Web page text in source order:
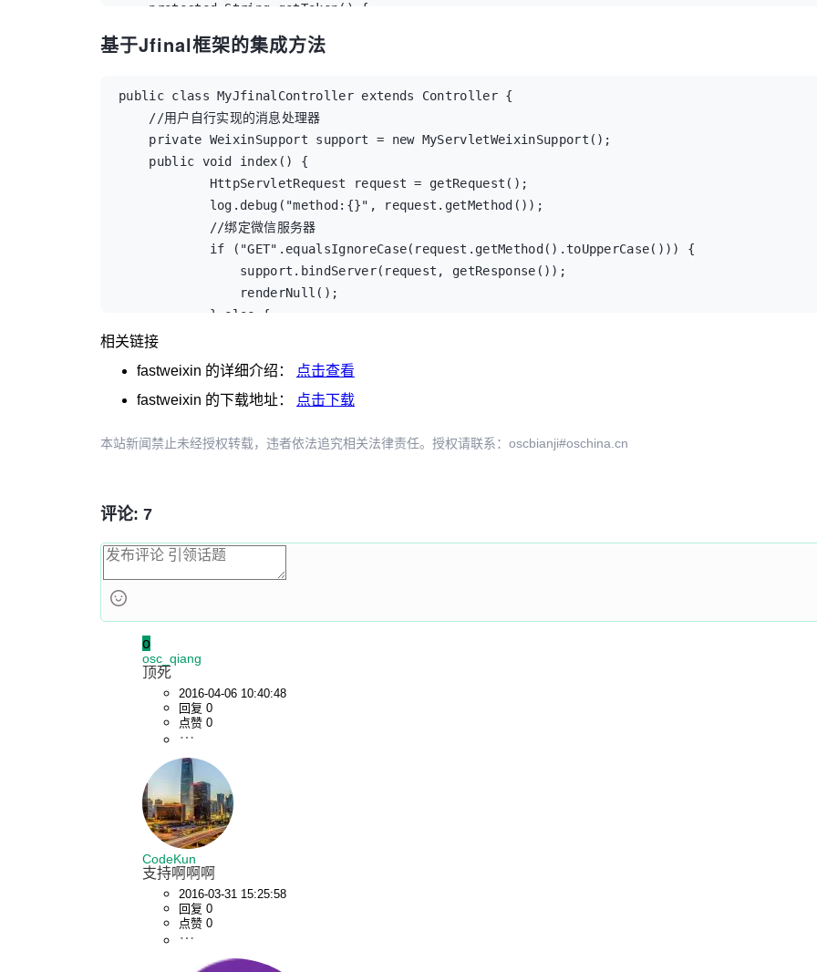
log.debug("用户发送到服务器的内容:{}", content);
}
*不是必须的，上面的方法是统一处理所有的文本消息，如果业务觉复杂，上面的会显得比较乱
*这个机制就是为了应对这种情况，每个MessageHandle就是一个业务，只处理指定的那部分消息
*/
@Override
protected List<MessageHandle> initMessageHandles() {
List<MessageHandle> handles = new ArrayList<MessageHandle>();
handles.add(new MyMessageHandle());
return handles;
//1.1版本新增，重写父类方法，加入自定义微信事件处理器，同上
@Override
protected List<EventHandle> initEventHandles() {
handles.add(new MyEventHandle());
return handles;
}
protected String getToken() {
}
protected BaseMsg handleTextMsg(TextReqMsg msg) {
String content = msg.getContent();
log.debug("用户发送到服务器的内容:{}", content);
return new TextMsg("服务器回复用户消息!");
基于Jfinal框架的集成方法
public class MyJfinalController extends Controller {
//用户自行实现的消息处理器
private WeixinSupport support = new MyServletWeixinSupport();
public void index() {
HttpServletRequest request = getRequest();
log.debug("method:{}", request.getMethod());
//绑定微信服务器
if ("GET".equalsIgnoreCase(request.getMethod().toUpperCase())) {
support.bindServer(request, getResponse());
renderNull();
} else {
//处理消息
}
}
相关链接
fastweixin 的详细介绍：
点击查看
fastweixin 的下载地址： 点击下载
本站新闻禁止未经授权转载，违者依法追究相关法律责任。授权请联系：oscbianji#oschina.cn
评论: 7
o
osc_qiang
顶死
2016-04-06 10:40:48
回复 0
点赞 0
CodeKun
支持啊啊啊
2016-03-31 15:25:58
回复 0
点赞 0